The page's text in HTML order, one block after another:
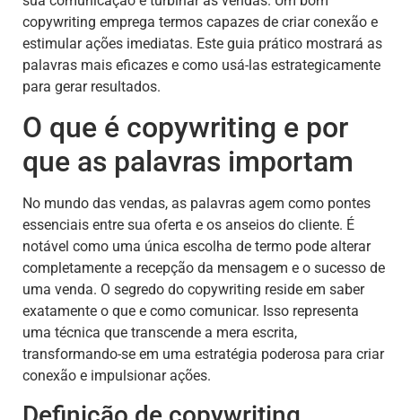
copywriting emprega termos capazes de criar conexão e
estimular ações imediatas. Este guia prático mostrará as
palavras mais eficazes e como usá-las estrategicamente
para gerar resultados.
O que é copywriting e por
que as palavras importam
No mundo das vendas, as palavras agem como pontes
essenciais entre sua oferta e os anseios do cliente. É
notável como uma única escolha de termo pode alterar
completamente a recepção da mensagem e o sucesso de
uma venda. O segredo do copywriting reside em saber
exatamente o que e como comunicar. Isso representa
uma técnica que transcende a mera escrita,
transformando-se em uma estratégia poderosa para criar
conexão e impulsionar ações.